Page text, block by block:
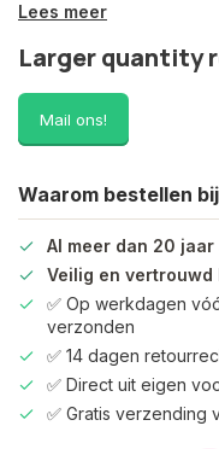
Lees meer
Larger quantity
Mail ons!
Waarom bestellen
Al meer dan 20
Veilig en vertrouwd
✅ Op werkdagen
verzonden
✅ 14 dagen
✅ Direct uit eigen
✅ Gratis verzending